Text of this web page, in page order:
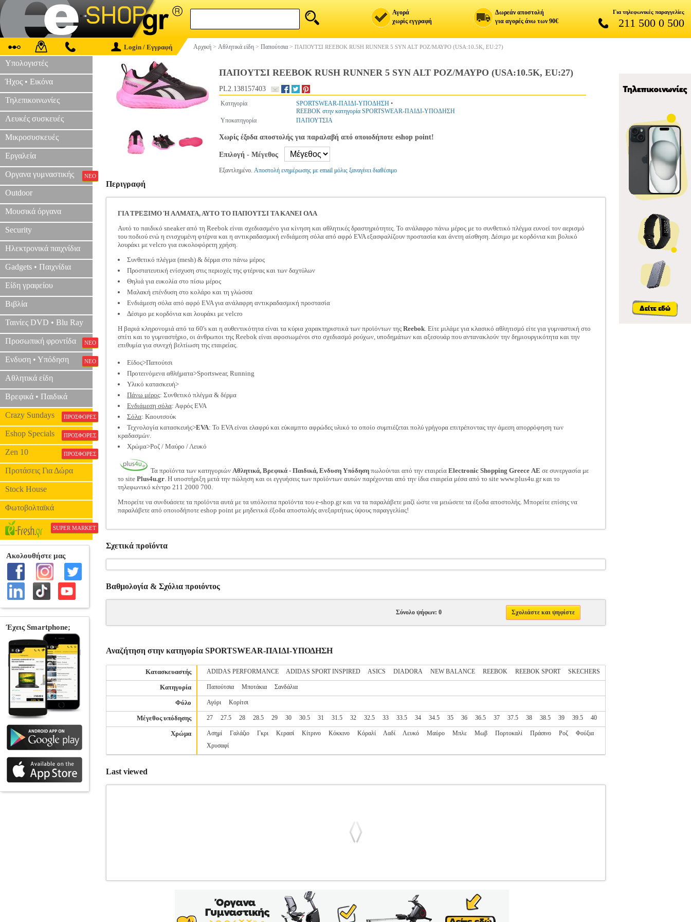
Αγορά
χωρίς εγγραφή
Δωρεάν αποστολή
για αγορές άνω των 90€
Για τηλεφωνικές παραγγελίες
211 500 0 500
Login / Εγγραφή Αρχική > Αθλητικά είδη > Παπούτσια > ΠΑΠΟΥΤΣΙ REEBOK RUSH RUNNER 5 SYN ALT ΡΟΖ/ΜΑΥΡΟ (USA:10.5K, EU:27)
Υπολογιστές
Ήχος • Εικόνα
Τηλεπικοινωνίες
Λευκές συσκευές
Μικροσυσκευές
Εργαλεία
Οργανα γυμναστικής ΝΕΟ
Outdoor
Μουσικά όργανα
Security
Ηλεκτρονικά παιχνίδια
Gadgets • Παιχνίδια
Είδη γραφείου
Βιβλία
Ταινίες DVD • Blu Ray
Προσωπική φροντίδα ΝΕΟ
Ενδυση • Υπόδηση ΝΕΟ
Αθλητικά είδη
Βρεφικά • Παιδικά
Crazy Sundays ΠΡΟΣΦΟΡΕΣ
Eshop Specials ΠΡΟΣΦΟΡΕΣ
Zen 10 ΠΡΟΣΦΟΡΕΣ
Προτάσεις Για Δώρα
Stock House
Φωτοβολταϊκά
SUPER MARKET
ΠΑΠΟΥΤΣΙ REEBOK RUSH RUNNER 5 SYN ALT ΡΟΖ/ΜΑΥΡΟ (USA:10.5K, EU:27)
PL2.138157403
Κατηγορία SPORTSWEAR-ΠΑΙΔΙ-ΥΠΟΔΗΣΗ •
REEBOK στην κατηγορία SPORTSWEAR-ΠΑΙΔΙ-ΥΠΟΔΗΣΗ
Υποκατηγορία
ΠΑΠΟΥΤΣΙΑ
Χωρίς έξοδα αποστολής για παραλαβή από οποιοδήποτε eshop point!
Επιλογή - Μέγεθος
Εξαντλημένο. Αποστολή ενημέρωσης με email μόλις ξαναγίνει διαθέσιμο
Περιγραφή
ΓΙΑ ΤΡΕΞΙΜΟ Ή ΑΛΜΑΤΑ, ΑΥΤΟ ΤΟ ΠΑΠΟΥΤΣΙ ΤΑ ΚΑΝΕΙ ΟΛΑ
Αυτό το παιδικό sneaker από τη Reebok είναι σχεδιασμένο για κίνηση και αθλητικές δραστηριότητες. Το ανάλαφρο πάνω μέρος με το συνθετικό πλέγμα ευνοεί τον αερισμό
του ποδιού ενώ η ενισχυμένη φτέρνα και η αντικραδασμική ενδιάμεση σόλα από αφρό EVA εξασφαλίζουν προστασία και άνετη αίσθηση. Δέσιμο με κορδόνια και βολικό
λουράκι με velcro για ευκολοφόρετη χρήση.
Συνθετικό πλέγμα (mesh) & δέρμα στο πάνω μέρος
Προστατευτική ενίσχυση στις περιοχές της φτέρνας και των δαχτύλων
Θηλιά για ευκολία στο πίσω μέρος
Μαλακή επένδυση στο κολάρο και τη γλώσσα
Ενδιάμεση σόλα από αφρό EVA για ανάλαφρη αντικραδασμική προστασία
Δέσιμο με κορδόνια και λουράκι με velcro
Η βαριά κληρονομιά από τα 60's και η αυθεντικότητα είναι τα κύρια χαρακτηριστικά των προϊόντων της Reebok. Είτε μιλάμε για κλασικό αθλητισμό είτε για γυμναστική στο
σπίτι και το γυμναστήριο, οι άνθρωποι της Reebok είναι αφοσιωμένοι στο σχεδιασμό ρούχων, υποδημάτων και αξεσουάρ που αντανακλούν την δημιουργικότητα και την
επιθυμία για συνεχή βελτίωση της εταιρείας.
Είδος>Παπούτσι
Προτεινόμενα αθλήματα>Sportswear, Running
Υλικό κατασκευή>
Πάνω μέρος: Συνθετικό πλέγμα & δέρμα
Ενδιάμεση σόλα: Αφρός EVA
Σόλα: Καουτσούκ
Τεχνολογία κατασκευής>EVA: To EVA είναι ελαφρύ και εύκαμπτο αφρώδες υλικό το οποίο συμπιέζεται πολύ γρήγορα επιτρέποντας την άμεση απορρόφηση των
κραδασμών.
Χρώμα>Ροζ / Μαύρο / Λευκό
Τα προϊόντα των κατηγοριών Αθλητικά, Βρεφικά - Παιδικά, Ενδυση Υπόδηση πωλούνται από την εταιρεία Electronic Shopping Greece ΑΕ σε συνεργασία με
το site Plus4u.gr. Η υποστήριξη μετά την πώληση και οι εγγυήσεις των προϊόντων αυτών παρέχονται από την ίδια εταιρεία μέσα από το site www.plus4u.gr και το
τηλεφωνικό κέντρο 211 2000 700.
Μπορείτε να συνδυάσετε τα προϊόντα αυτά με τα υπόλοιπα προϊόντα του e-shop.gr και να τα παραλάβετε μαζί ώστε να μειώσετε τα έξοδα αποστολής. Μπορείτε επίσης να
παραλάβετε από οποιοδήποτε eshop point με μηδενικά έξοδα αποστολής ανεξαρτήτως ύψους παραγγελίας!
Σχετικά προϊόντα
Βαθμολογία & Σχόλια προιόντος
Σύνολο ψήφων: 0 Σχολιάστε και ψηφίστε
Αναζήτηση στην κατηγορία SPORTSWEAR-ΠΑΙΔΙ-ΥΠΟΔΗΣΗ
Κατασκευαστής ADIDAS PERFORMANCE ADIDAS SPORT INSPIRED ASICS DIADORA NEW BALANCE REEBOK REEBOK SPORT SKECHERS
Κατηγορία Παπούτσια Μποτάκια Σανδάλια
Φύλο Αγόρι Κορίτσι
Μέγεθος υπόδησης 27 27.5 28 28.5 29 30 30.5 31 31.5 32 32.5 33 33.5 34 34.5 35 36 36.5 37 37.5 38 38.5 39 39.5 40
Χρώμα Ασημί Γαλάζιο Γκρι Κερασί Κίτρινο Κόκκινο Κόραλί Λαδί Λευκό Μαύρο Μπλε Μωβ Πορτοκαλί Πράσινο Ροζ
Φούξια
Χρυσαφί
Last viewed
Κατηγορία: SPORTSWEAR-ΠΑΙΔΙ-ΥΠΟΔΗΣΗ •REEBOK στην κατηγορία SPORTSWEAR-ΠΑΙΔΙ-ΥΠΟΔΗΣΗ ΓΙΑ
ΤΡΕΞΙΜΟ Ή ΑΛΜΑΤΑ, ΑΥΤΟ ΤΟ ΠΑΠΟΥΤΣΙ ΤΑ ΚΑΝΕΙ ΟΛΑ Αυτό το παιδικό sneaker από τη Reebok είναι σχεδιασμένο για κίνηση και αθλητικές
δραστηριότητες. Το ανάλαφρο πάνω μέρος με το συνθετικό πλέγμα ευνοεί τον αερισμό του ποδιού ενώ η ενισχυμένη φτέρνα και η αντικραδασμική ενδιάμεση